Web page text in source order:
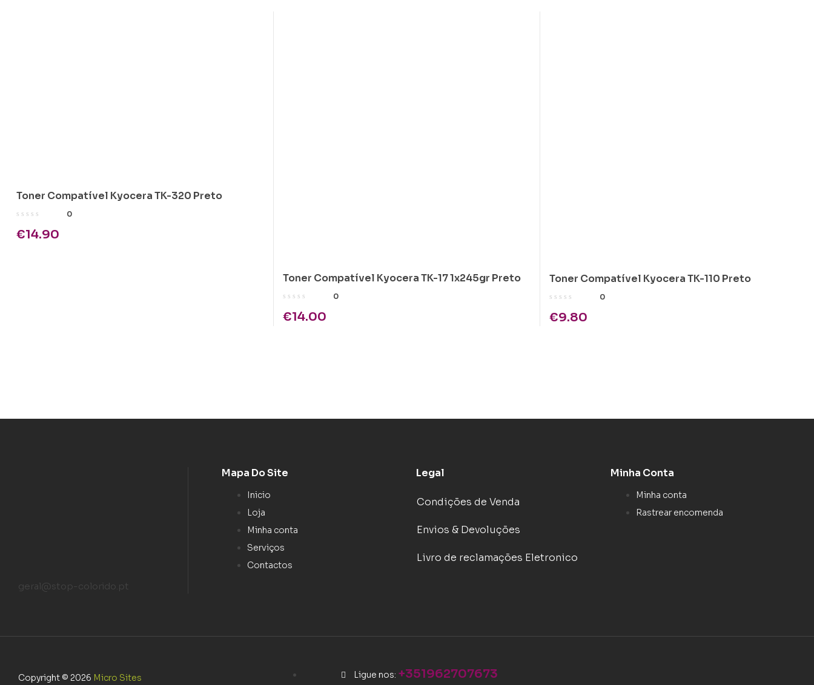
Toner Compatível Kyocera TK-320 Preto
0
€14.90
Toner Compatível Kyocera TK-17 1x245gr Preto
0
€14.00
Toner Compatível Kyocera TK-110 Preto
0
€9.80
geral@stop-colorido.pt
Mapa Do Site
Inicio
Loja
Minha conta
Serviços
Contactos
Legal
Condições de Venda
Envios & Devoluções
Livro de reclamações Eletronico
Minha Conta
Minha conta
Rastrear encomenda
Copyright © 2026 Micro Sites Ligue nos: +351962707673